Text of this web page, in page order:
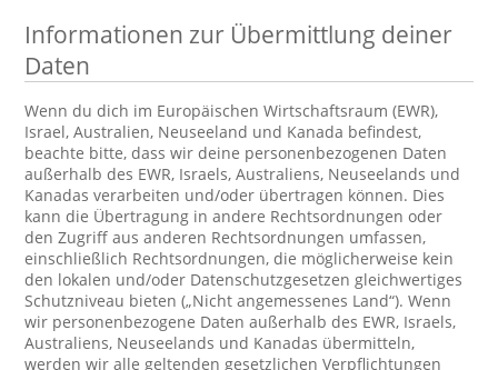
Informationen zur Übermittlung deiner
Daten
Wenn du dich im Europäischen Wirtschaftsraum (EWR),
Israel, Australien, Neuseeland und Kanada befindest,
beachte bitte, dass wir deine personenbezogenen Daten
außerhalb des EWR, Israels, Australiens, Neuseelands und
Kanadas verarbeiten und/oder übertragen können. Dies
kann die Übertragung in andere Rechtsordnungen oder
den Zugriff aus anderen Rechtsordnungen umfassen,
einschließlich Rechtsordnungen, die möglicherweise kein
den lokalen und/oder Datenschutzgesetzen gleichwertiges
Schutzniveau bieten („Nicht angemessenes Land“). Wenn
wir personenbezogene Daten außerhalb des EWR, Israels,
Australiens, Neuseelands und Kanadas übermitteln,
werden wir alle geltenden gesetzlichen Verpflichtungen